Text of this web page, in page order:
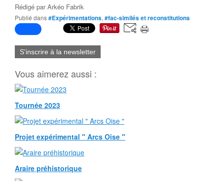
Rédigé parArkéo Fabrik
Publié dans#Expérimentations, #fac-similés et reconstitutions
S'inscrire à la newsletter
Vous aimerez aussi :
Tournée 2023
Projet expérimental " Arcs Oise "
Araire préhistorique